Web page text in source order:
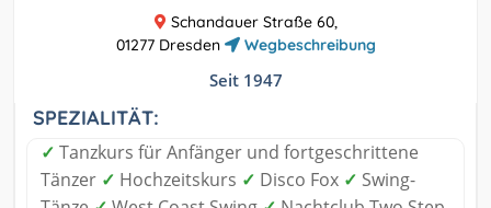
Schandauer Straße 60,
01277 Dresden
Wegbeschreibung
Seit 1947
SPEZIALITÄT:
✓ Tanzkurs für Anfänger und fortgeschrittene
Tänzer ✓ Hochzeitskurs ✓ Disco Fox ✓ Swing-